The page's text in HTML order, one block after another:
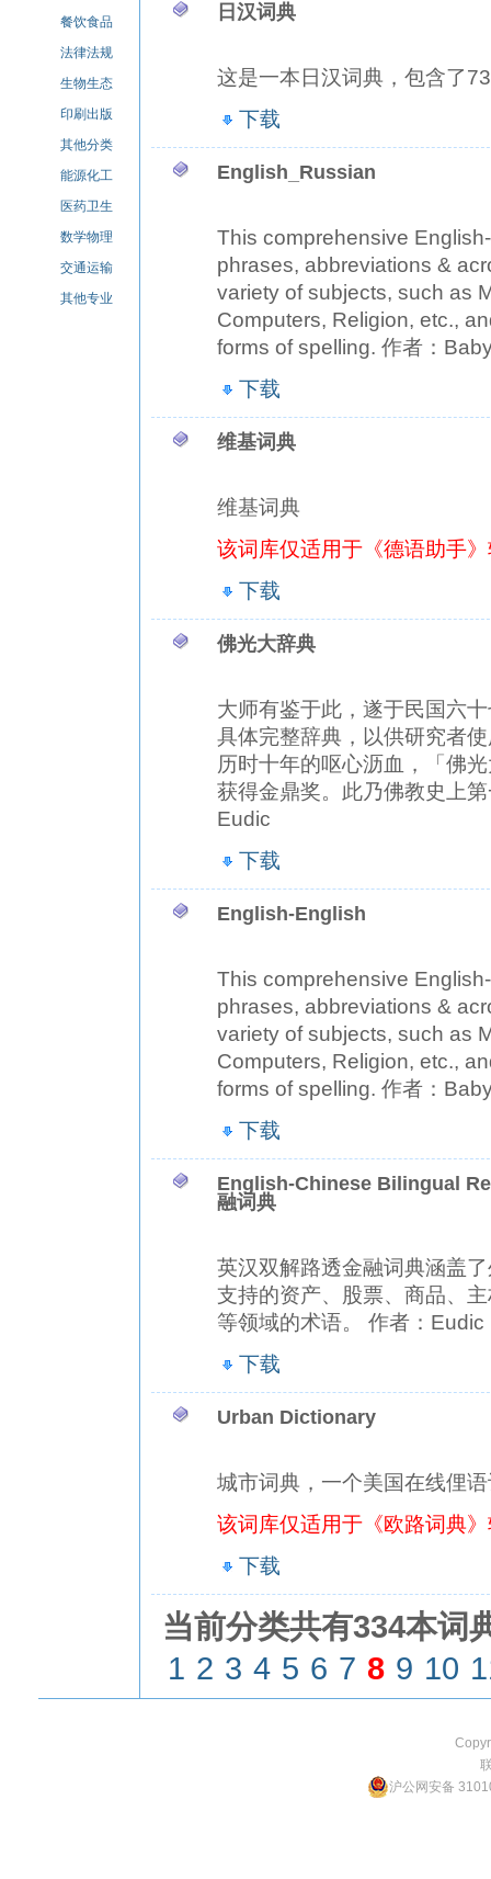
餐饮食品
法律法规
生物生态
印刷出版
其他分类
能源化工
医药卫生
数学物理
交通运输
其他专业
日汉词典
这是一本日汉词典，包含了
下载
English_Russian
This comprehensive
phrases, abbreviations &
variety of subjects, such as
Computers, Religion, etc.,
forms of spelling. 作者：
下载
维基词典
维基词典
该词库仅适用于《德语助手
下载
佛光大辞典
大师有鉴于此，遂于民国六
具体完整辞典，以供研究者
历时十年的呕心沥血，「佛
获得金鼎奖。此乃佛教史上
Eudic
下载
English-English
This comprehensive
phrases, abbreviations &
variety of subjects, such as
Computers, Religion, etc.,
forms of spelling. 作者：
下载
English-Chinese Bilingual
融词典
英汉双解路透金融词典涵盖
支持的资产、股票、商品、
等领域的术语。 作者：Eudic
下载
Urban Dictionary
城市词典，一个美国在线俚
该词库仅适用于《欧路词典
下载
当前分类共有334本词
1 2 3 4 5 6 7 8 9 10
沪公网安备